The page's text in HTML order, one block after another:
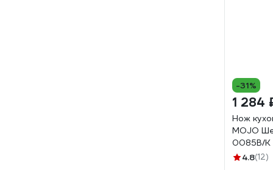
-31%
1 284
Нож
MOJO
0085B/K
4.8(12)